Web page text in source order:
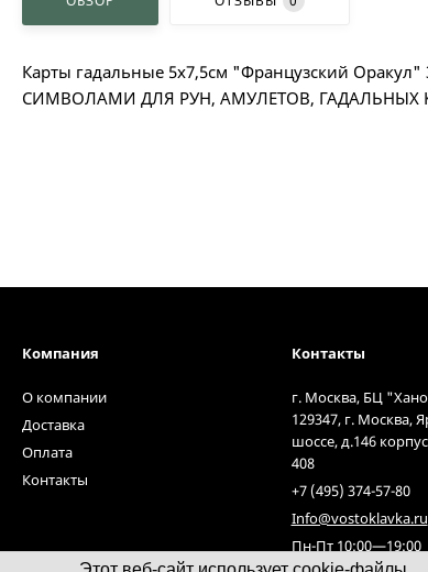
Карты гадальные 5х7,5см "Французский
СИМВОЛАМИ ДЛЯ РУН, АМУЛЕТОВ, ГАДАЛЬНЫХ
Компания
О компании
Доставка
Оплата
Контакты
Контакты
г. Москва, БЦ
129347, г. Москва,
шоссе, д.146
408
+7 (495) 374-57-80
Info@vostoklavka.ru
Пн-Пт 10:00—19:00